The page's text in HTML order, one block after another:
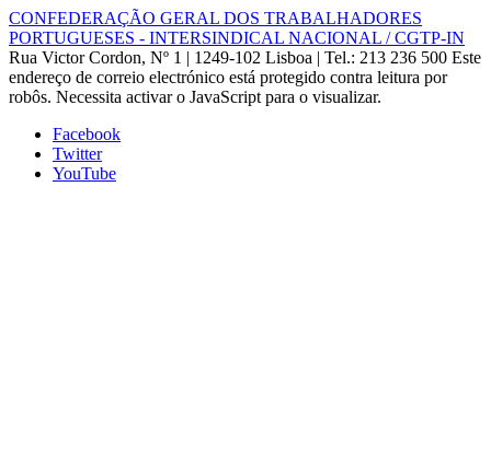
CONFEDERAÇÃO GERAL DOS TRABALHADORES
PORTUGUESES - INTERSINDICAL NACIONAL / CGTP-IN
Rua Victor Cordon, Nº 1 | 1249-102 Lisboa | Tel.: 213 236 500 Este
endereço de correio electrónico está protegido contra leitura por
robôs. Necessita activar o JavaScript para o visualizar.
Facebook
Twitter
YouTube